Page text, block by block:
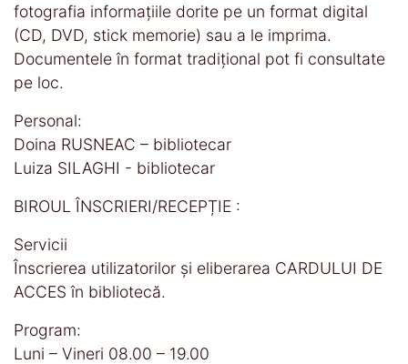
fotografia informaţiile dorite pe un format digital
(CD, DVD, stick memorie) sau a le imprima.
Documentele în format tradiţional pot fi consultate
pe loc.
Personal:
Doina RUSNEAC – bibliotecar
Luiza SILAGHI - bibliotecar
BIROUL ÎNSCRIERI/RECEPȚIE :
Servicii
Înscrierea utilizatorilor şi eliberarea CARDULUI DE
ACCES în bibliotecă.
Program:
Luni – Vineri 08.00 – 19.00